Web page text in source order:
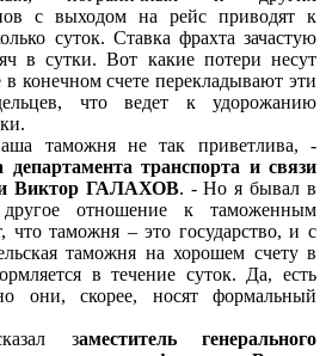
с выходом на рейс приводят к
суток. Ставка фрахта зачастую
в сутки. Вот какие потери несут
конечном счете перекладывают эти
что ведет к удорожанию
таможня не так приветлива, -
департамента транспорта и связи
Виктор ГАЛАХОВ. - Но я бывал в
отношение к таможенным
таможня – это государство, и с
таможня на хорошем счету в
в течение суток. Да, есть
они, скорее, носят формальный
заместитель генерального